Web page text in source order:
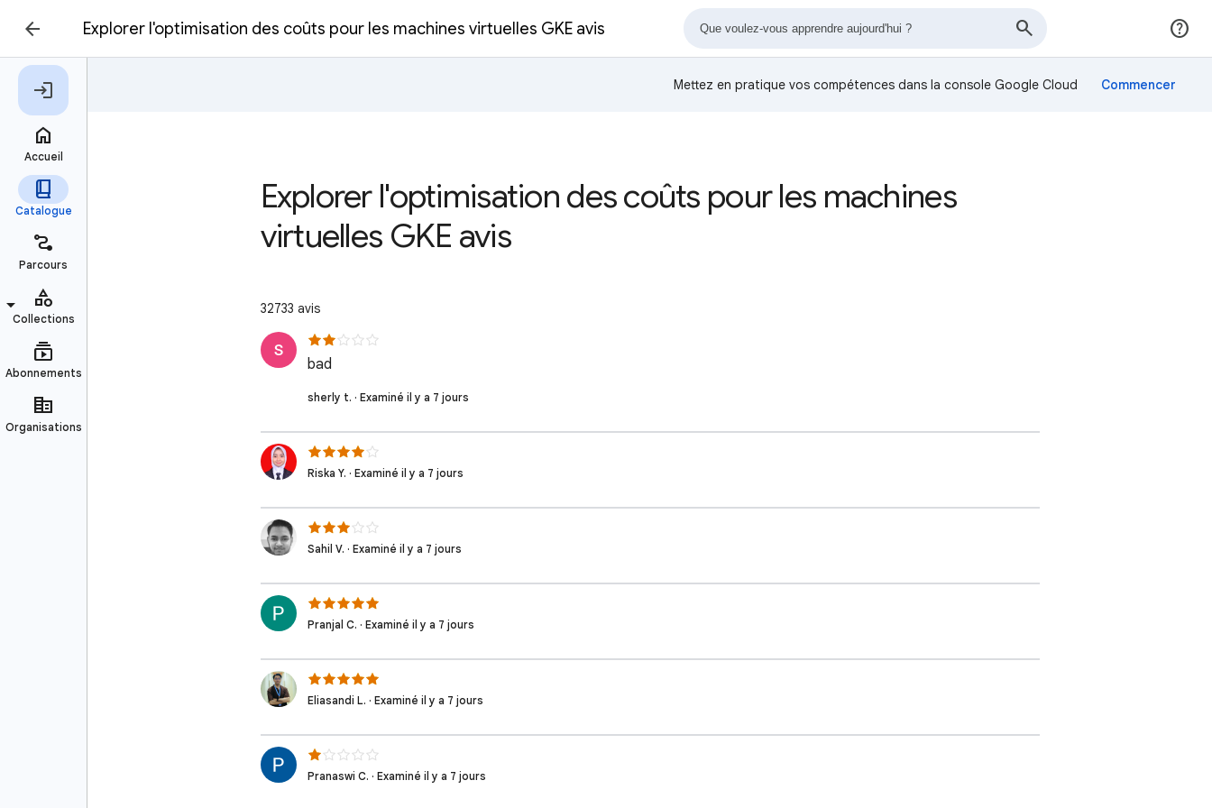
Explorer l'optimisation des coûts pour les machines virtuelles GKE avis
Mettez en pratique vos compétences dans la console Google Cloud
Explorer l'optimisation des coûts pour les machines
virtuelles GKE avis
32733 avis
bad
sherly t. · Examiné il y a 7 jours
Riska Y. · Examiné il y a 7 jours
Sahil V. · Examiné il y a 7 jours
Pranjal C. · Examiné il y a 7 jours
Eliasandi L. · Examiné il y a 7 jours
Pranaswi C. · Examiné il y a 7 jours